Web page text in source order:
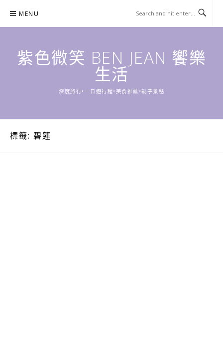
content
MENU
紫色微笑 BEN JEAN 饗樂
生活
深度旅行•一日遊行程•美食推薦•親子景點
標籤: 碧蓮